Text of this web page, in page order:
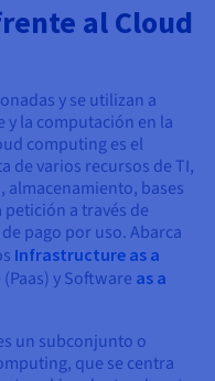
al Cloud
y se utilizan a
y la computación en la
computing es el
de varios recursos de TI,
bases
a través de
pago por uso. Abarca
Infrastructure as a
y Software as a
un subconjunto o
que se centra